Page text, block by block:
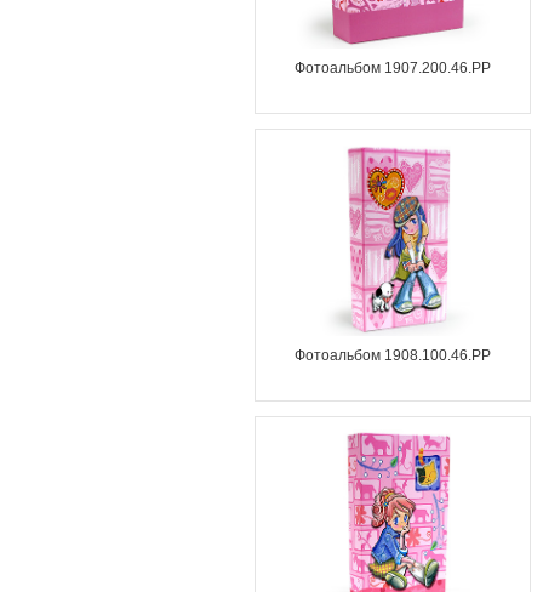
Фотоальбом 1907.200.46.PP
Фотоальбом 1908.100.46.PP